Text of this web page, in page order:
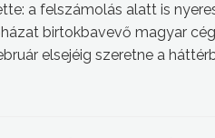
a felszámolás alatt is
birtokbavevő magyar
elsejéig szeretne a